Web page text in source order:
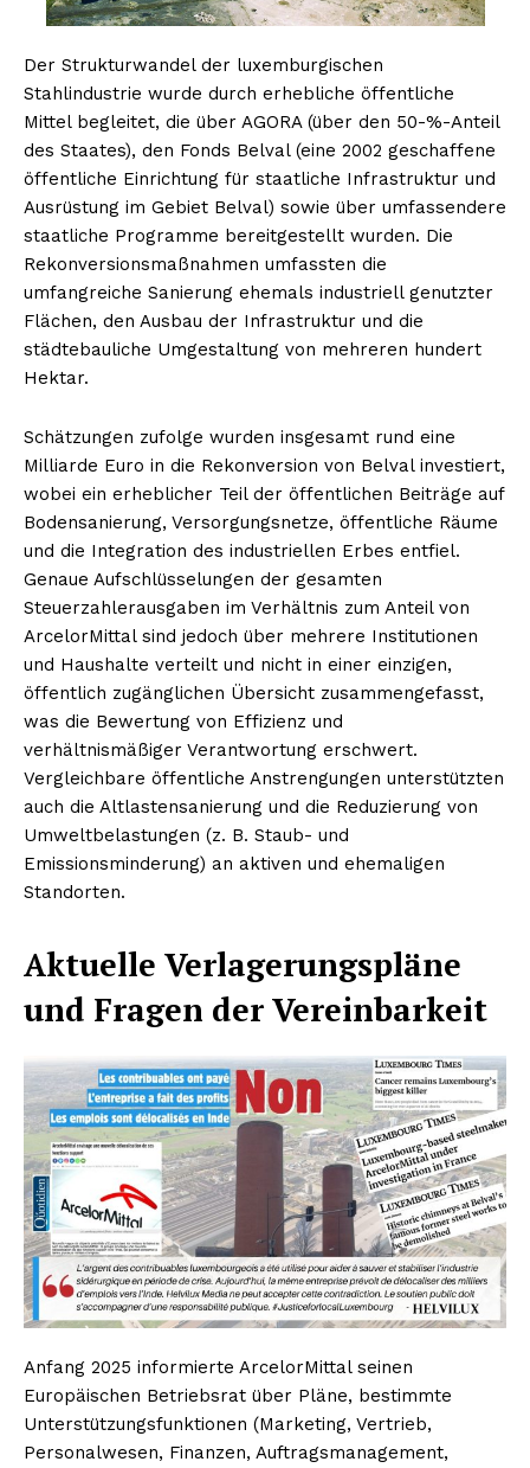
Der Strukturwandel der luxemburgischen
Stahlindustrie wurde durch erhebliche öffentliche
Mittel begleitet, die über AGORA (über den 50-%-Anteil
des Staates), den Fonds Belval (eine 2002 geschaffene
öffentliche Einrichtung für staatliche Infrastruktur und
Ausrüstung im Gebiet Belval) sowie über umfassendere
staatliche Programme bereitgestellt wurden. Die
Rekonversionsmaßnahmen umfassten die
umfangreiche Sanierung ehemals industriell genutzter
Flächen, den Ausbau der Infrastruktur und die
städtebauliche Umgestaltung von mehreren hundert
Hektar.
Schätzungen zufolge wurden insgesamt rund eine
Milliarde Euro in die Rekonversion von Belval investiert,
wobei ein erheblicher Teil der öffentlichen Beiträge auf
Bodensanierung, Versorgungsnetze, öffentliche Räume
und die Integration des industriellen Erbes entfiel.
Genaue Aufschlüsselungen der gesamten
Steuerzahlerausgaben im Verhältnis zum Anteil von
ArcelorMittal sind jedoch über mehrere Institutionen
und Haushalte verteilt und nicht in einer einzigen,
öffentlich zugänglichen Übersicht zusammengefasst,
was die Bewertung von Effizienz und
verhältnismäßiger Verantwortung erschwert.
Vergleichbare öffentliche Anstrengungen unterstützten
auch die Altlastensanierung und die Reduzierung von
Umweltbelastungen (z. B. Staub- und
Emissionsminderung) an aktiven und ehemaligen
Standorten.
Aktuelle Verlagerungspläne
und Fragen der Vereinbarkeit
Anfang 2025 informierte ArcelorMittal seinen
Europäischen Betriebsrat über Pläne, bestimmte
Unterstützungsfunktionen (Marketing, Vertrieb,
Personalwesen, Finanzen, Auftragsmanagement,